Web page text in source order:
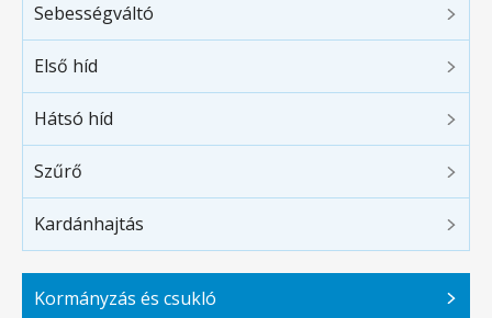
Sebességváltó
Első híd
Hátsó híd
Szűrő
Kardánhajtás
Kormányzás és csukló